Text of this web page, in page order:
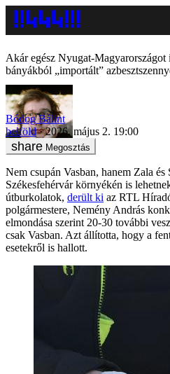
Akár egész Nyugat-Magyarországot
bányákból „importált”
Bódog Bálint
belföld
2026. május 2. 19:00
Megosztás
Nem csupán Vasban, hanem Zala
Székesfehérvár környékén is
útburkolatok, derült ki az RTL
polgármestere, Nemény András
elmondása szerint 20-30 további
csak Vasban. Azt állította, hogy a
esetekről is hallott.